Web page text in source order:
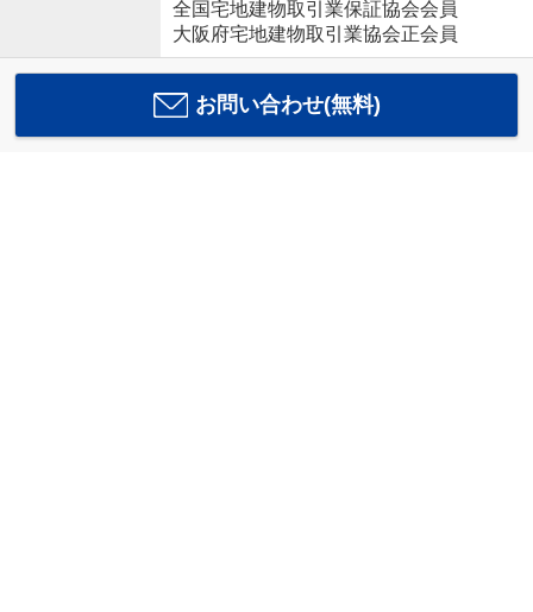
全国宅地建物取引業保証協会会員
大阪府宅地建物取引業協会正会員
お問い合わせ(無料)